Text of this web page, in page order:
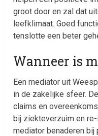
groot door en zal dat
leefklimaat. Goed
tenslotte een beter
Wanneer is
Een mediator uit
in de zakelijke sfeer.
claims en
bij ziekteverzuim en
mediator benaderen